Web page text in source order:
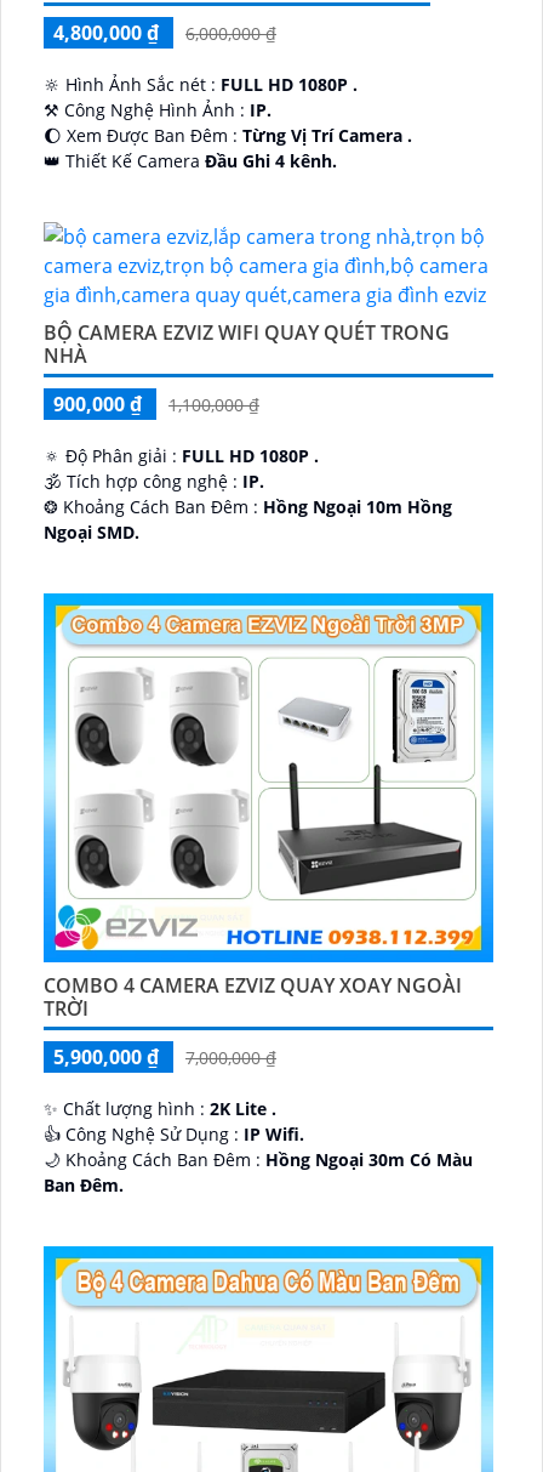
4,800,000 ₫ 6,000,000 ₫
🔆 Hình Ảnh Sắc nét : FULL HD 1080P .
⚒ Công Nghệ Hình Ảnh : IP.
🌔 Xem Được Ban Đêm : Từng Vị Trí Camera .
👑 Thiết Kế Camera Đầu Ghi 4 kênh.
BỘ CAMERA EZVIZ WIFI QUAY QUÉT TRONG
NHÀ
900,000 ₫
1,100,000 ₫
🔅 Độ Phân giải : FULL HD 1080P .
🕉️ Tích hợp công nghệ : IP.
❂ Khoảng Cách Ban Đêm : Hồng Ngoại 10m Hồng
Ngoại SMD.
COMBO 4 CAMERA EZVIZ QUAY XOAY NGOÀI
TRỜI
5,900,000 ₫
7,000,000 ₫
✨ Chất lượng hình : 2K Lite .
👍 Công Nghệ Sử Dụng : IP Wifi.
🌙 Khoảng Cách Ban Đêm : Hồng Ngoại 30m Có Màu
Ban Ðêm.